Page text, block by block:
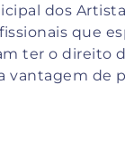
dos
que
ter o direito
vantagem de